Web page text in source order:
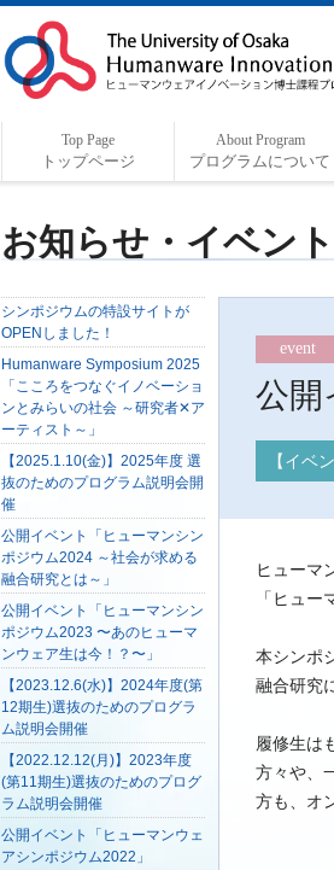
Top Page
トップページ
About Program
プログラムについて
お知らせ・イベント
event
公開
【イベ
ヒューマ
「ヒュ
本シンポ
融合研究
履修生は
方々や、
方も、オ
シンポジウムの特設サイトが
OPENしました！
Humanware Symposium 2025
「こころをつなぐイノベーショ
ンとみらいの社会 ～研究者✕ア
ーティスト～」
【2025.1.10(金)】2025年度 選
抜のためのプログラム説明会開
催
公開イベント
「ヒューマンシン
ポジウム2024 ～社会が求める
融合研究とは～」
公開イベント
「ヒューマンシン
ポジウム2023 〜あのヒューマ
ンウェア生は今！？〜」
【2023.12.6(水)】2024年度(第
12期生)選抜のためのプログラ
ム説明会開催
【2022.12.12(月)】2023年度
(第11期生)選抜のためのプログ
ラム説明会開催
公開イベント「ヒューマンウェ
アシンポジウム2022」